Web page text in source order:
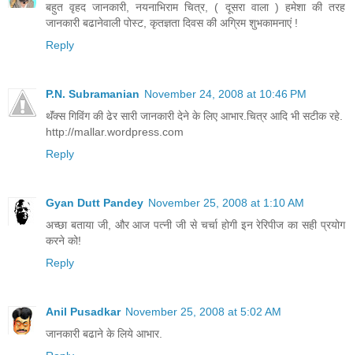
बहुत वृहद जानकारी, नयनाभिराम चित्र, ( दूसरा वाला ) हमेशा की तरह
जानकारी बढानेवाली पोस्ट, कृतज्ञता दिवस की अग्रिम शुभकामनाएं !
Reply
P.N. Subramanian November 24, 2008 at 10:46 PM
थॅंक्स गिविंग की ढेर सारी जानकारी देने के लिए आभार.चित्र आदि भी सटीक रहे.
http://mallar.wordpress.com
Reply
Gyan Dutt Pandey November 25, 2008 at 1:10 AM
अच्छा बताया जी, और आज पत्नी जी से चर्चा होगी इन रेरिपीज का सही प्रयोग
करने को!
Reply
Anil Pusadkar November 25, 2008 at 5:02 AM
जानकारी बढाने के लिये आभार.